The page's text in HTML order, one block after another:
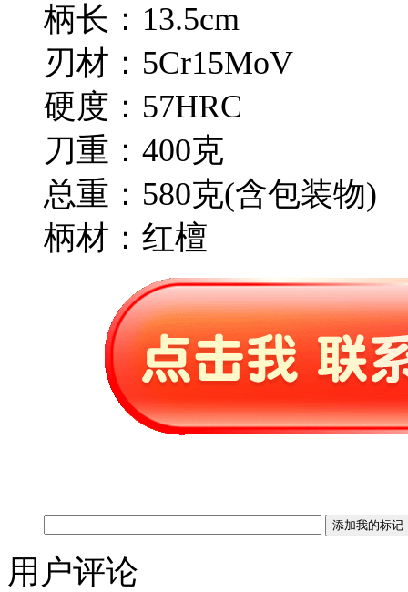
柄长：13.5cm
刃材：5Cr15MoV
硬度：57HRC
刀重：400克
总重：580克(含包装物)
柄材：红檀
用户评论